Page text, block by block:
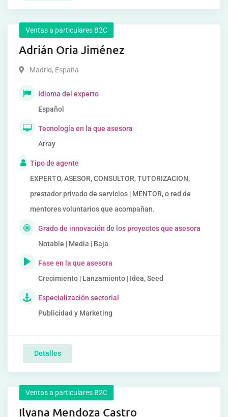
Ventas a particulares B2C
Adrián Oria Jiménez
Madrid, España
Idioma del experto
Español
Tecnología en la que asesora
Array
Tipo de agente
EXPERTO, ASESOR, CONSULTOR, TUTORIZACION,
prestador privado de servicios | MENTOR, o red de
mentores voluntarios que acompañan.
Grado de innovación de los proyectos que asesora
Notable | Media | Baja
Fase en la que asesora
Crecimiento | Lanzamiento | Idea, Seed
Especialización sectorial
Publicidad y Marketing
Detalles
Ventas a particulares B2C
Ilyana Mendoza Castro